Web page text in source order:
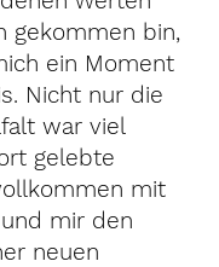
gekommen bin,
ein Moment
Nicht nur die
war viel
gelebte
mit
mir den
neuen